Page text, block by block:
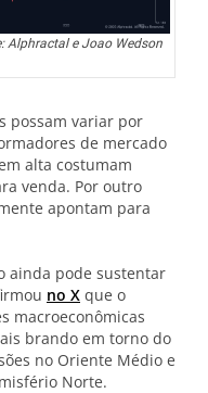
Alphractal e Joao Wedson
possam variar por
de mercado
alta costumam
venda. Por outro
apontam para
ainda pode sustentar
no X que o
macroeconômicas
brando em torno do
no Oriente Médio e
Norte.